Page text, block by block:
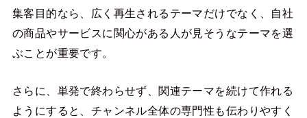
集客目的なら、広く再生されるテーマだけでなく、自社
の商品やサービスに関心がある人が見そうなテーマを選
ぶことが重要です。
さらに、単発で終わらせず、関連テーマを続けて作れる
ようにすると、チャンネル全体の専門性も伝わりやすく